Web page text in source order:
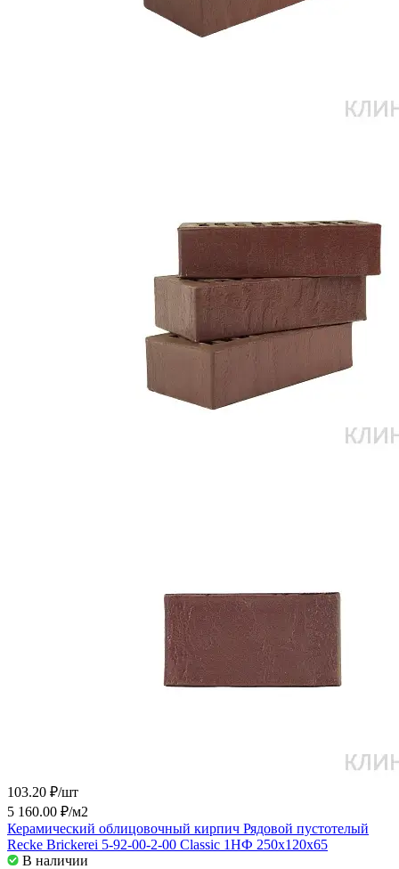
103.20 ₽/шт
5 160.00 ₽/м2
Керамический облицовочный кирпич Рядовой пустотелый
Recke Brickerei 5-92-00-2-00 Classic 1НФ 250x120x65
В наличии